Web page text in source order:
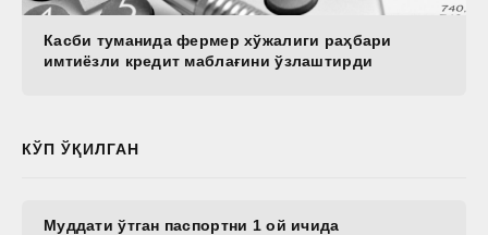
Касби туманида фермер хўжалиги раҳбари
имтиёзли кредит маблағини ўзлаштирди
КЎП ЎҚИЛГАН
Муддати ўтган паспортни 1 ой ичида